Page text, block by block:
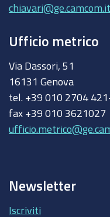
chiavari@ge.camcom.it
Ufficio metrico
Via Dassori, 51
16131 Genova
tel. +39 010 2704
fax +39 010 3621027
Newsletter
Iscriviti